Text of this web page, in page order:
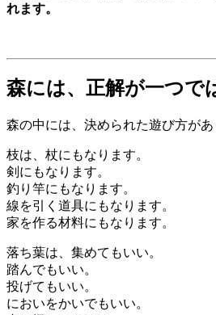
れます。
森には、正解が一つで
森の中には、決められた遊び方があ
枝は、杖にもなります。
剣にもなります。
釣り竿にもなります。
線を引く道具にもなります。
家を作る材料にもなります。
落ち葉は、集めてもいい。
踏んでもいい。
投げてもいい。
においをかいでもいい。